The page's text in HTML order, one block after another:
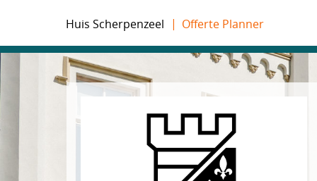
Huis Scherpenzeel Offerte Planner